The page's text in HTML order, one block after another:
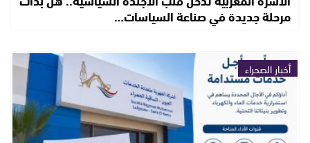
مرحلة جديدة في صناعة السياسات…
أخبار الصحراء